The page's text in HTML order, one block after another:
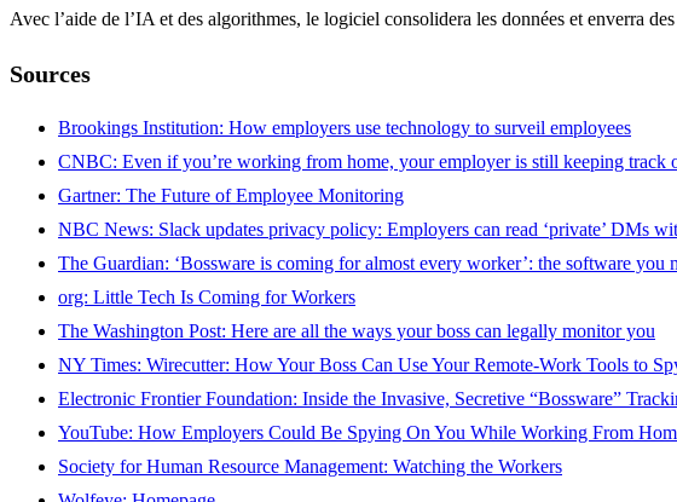
Avec l’aide de l’IA et des algorithmes, le logiciel consolidera les données et enverra
Sources
Brookings Institution: How employers use technology to surveil employees
CNBC: Even if you’re working from home, your employer is still keeping
Gartner: The Future of Employee Monitoring
NBC News: Slack updates privacy policy: Employers can read ‘private’ DMs
The Guardian: ‘Bossware is coming for almost every worker’: the software you
org: Little Tech Is Coming for Workers
The Washington Post: Here are all the ways your boss can legally monitor you
NY Times: Wirecutter: How Your Boss Can Use Your Remote-Work Tools to
Electronic Frontier Foundation: Inside the Invasive, Secretive “Bossware”
YouTube: How Employers Could Be Spying On You While Working From
Society for Human Resource Management: Watching the Workers